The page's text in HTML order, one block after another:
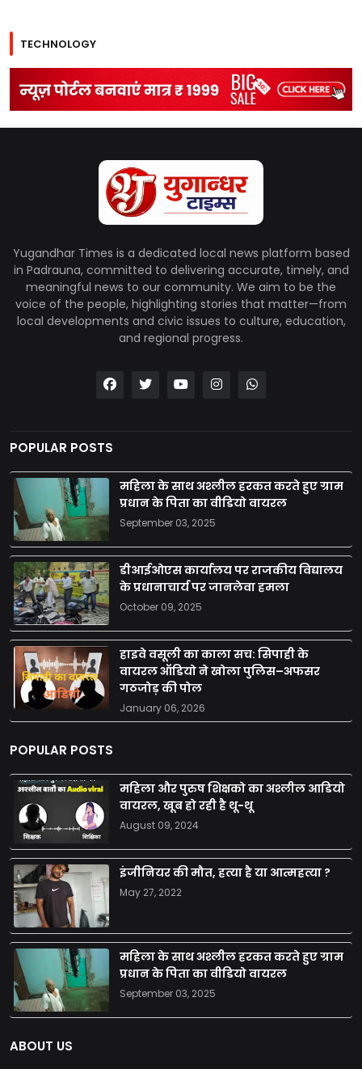
TECHNOLOGY
Yugandhar Times is a dedicated local news platform based
in Padrauna, committed to delivering accurate, timely, and
meaningful news to our community. We aim to be the
voice of the people, highlighting stories that matter—from
local developments and civic issues to culture, education,
and regional progress.
POPULAR POSTS
महिला के साथ अश्लील हरकत करते हुए ग्राम
प्रधान के पिता का वीडियो वायरल
September 03, 2025
डीआईओएस कार्यालय पर राजकीय विद्यालय
के प्रधानाचार्य पर जानलेवा हमला
October 09, 2025
हाइवे वसूली का काला सच: सिपाही के
वायरल ऑडियो ने खोला पुलिस–अफसर
गठजोड़ की पोल
January 06, 2026
POPULAR POSTS
महिला और पुरुष शिक्षको का अश्लील आडियो
वायरल, खूब हो रही है थू-थू
August 09, 2024
इंजीनियर की मौत, हत्या है या आत्महत्या ?
May 27, 2022
महिला के साथ अश्लील हरकत करते हुए ग्राम
प्रधान के पिता का वीडियो वायरल
September 03, 2025
ABOUT US